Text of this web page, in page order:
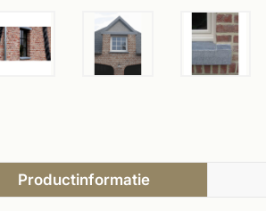
Productinformatie